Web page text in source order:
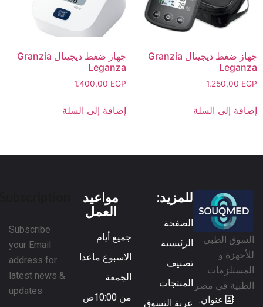
جهاز ضغط ديجيتال Granzia
Leganza
1.250,00EGP
إضافة إلى السلة
جهاز ضغط ديجيتال Granzia
Leganza
1.400,00EGP
إضافة إلى السلة
السوق الطبي
للأجهزة و
المستلزمات
الطبية في مصر
عنوان:
للمزيد:
الصفحة
الرئيسية
تصنيف
المنتجات
عربة التسوق
مواعيد
العمل
جميع أيام
الاسبوع ماعدا
الجمعة
من 10:00ص
Subscribe
your Email
address for
latest news &
updates